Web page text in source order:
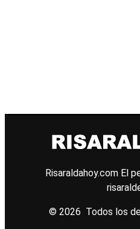
Risaraldahoy.com El
© 2026 Todos los